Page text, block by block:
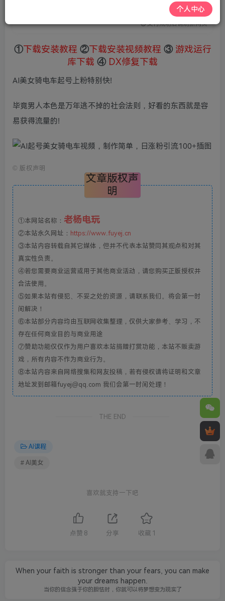
充值到账号，用余额支付
支付成功后请刷新网页
①下载安装教程 ②下载安装视频教程 ③ 游戏运行
库下载 ④ DX修复下载
AI美女骑电车起号上粉特别快!
毕竟男人本色是万年逃不掉的社会法则，好看的东西就是容
易获得流量的!
© 版权声明
文章版权声
明
①本网站名称： 老杨电玩
②本站永久网址： https://www.fuyej.cn
③本站内容转载自其它媒体，但并不代表本站赞同其观点和对其
真实性负责。
④若您需要商业运营或用于其他商业活动，请您购买正版授权并
合法使用。
⑤如果本站有侵犯、不妥之处的资源，请联系我们。将会第一时
间解决！
⑥本站部分内容均由互联网收集整理，仅供大家参考、学习，不
存在任何商业目的与商业用途
⑦赞助功能仅仅作为用户喜欢本站捐赠打赏功能，本站不贩卖游
戏，所有内容不作为商业行为。
⑧本站内容来自网络搜集和网友投稿，若有侵权请将证明和文章
地址发到邮箱fuyej@qq.com 我们会第一时间处理！
THE END
AI课程
# AI美女
喜欢就支持一下吧
点赞 8 分享 收藏 1
When your faith is stronger than your fears, you can make
your dreams happen.
当你的信念强于你的胆怯时，你就可以将梦想变为现实了
个人中心